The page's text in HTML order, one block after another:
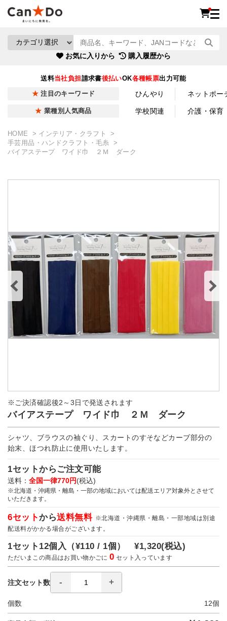
お気に入りから 購入履歴から
送料当社負担請求書後払いOK各種帳票出力可能
注目のキーワード ひんやり ネットポー
業種別人気商品 学校関連 介護・保育
HOME
インテリア・クラフト
手芸用品・ハンドクラフト・毛糸
バイアステープ ワイド巾 ２Ｍ ダーク
※ご決済確認後2～3日で発送されます
バイアステープ ワイド巾 ２Ｍ ダーク
シャツ、ブラウスの袖ぐり、スカートのすそなどカーブ部分の
始末、ほつれ防止に使用いたします。
1セットからご注文可能
送料： 全国一律770円(税込)
※北海道・沖縄県・離島・一部の地域においては配送エリア対象外とさせて
いただきます。
6セットから送料無料 ※北海道・沖縄県・離島・一部地域は別途
配送料がかかる場合がございます。
1セット12個入（¥110 / 1個）¥1,320(税込)
ただいまこの商品はお買い物かごに0 セット入っています
注文セット数
個数 12個